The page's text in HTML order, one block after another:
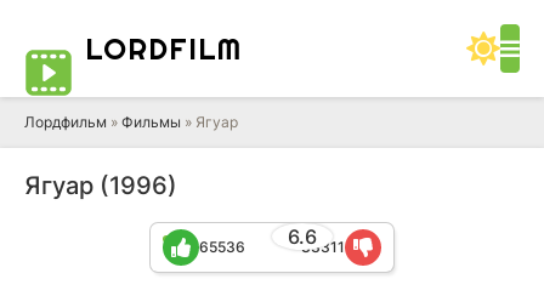
LORDFILM
Лордфильм » Фильмы » Ягуар
Ягуар (1996)
6.6
65536 33311